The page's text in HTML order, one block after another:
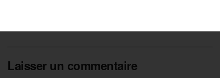
Laisser un commentaire